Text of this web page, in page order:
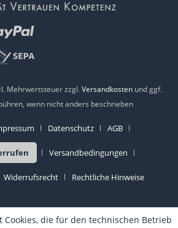
Mehrwertsteuer zzgl.Versandkosten und ggf.
wenn nicht anders beschrieben
Datenschutz AGB
Versandbedingungen
Widerrufsrecht Rechtliche Hinweise
Cookies, die für den technischen Betrieb